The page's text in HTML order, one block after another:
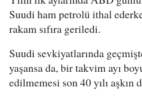
Suudi ham petrolü ithal
rakam sıfıra geriledi.
Suudi sevkiyatlarında
yaşansa da, bir takvim ayı
edilmemesi son 40 yılı